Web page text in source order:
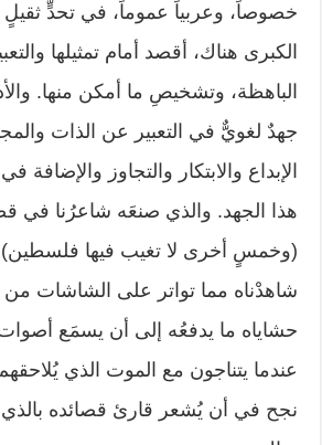
خصوصاً، وعربياً عموماً، في تحدٍّ ثقيلٍ
الكبرى هناك، أقصد أمام تمثيلها
الباهظة، وتشخيصِ ما أمكن منها.
جهدٌ لغويٌّ في التعبير عن الذات
الإبداع والابتكار والتجاوز
هذا الجهد. والذي صنعَه شاعرُنا في
(وخمسٍ أخرى لا تغيب فيها فلسطين)
شاهدْناه مما تواتر على الشاشات
حشاياه ما يدفعُه إلى أن يسمَع أصوات
عندما يتناجون مع الموت الذي
نجح في أن يُشعر قارئ قصائده